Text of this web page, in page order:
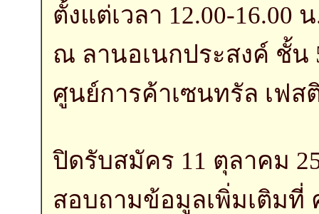
ตั้งแต่เวลา 12.00-16.00
ณ ลานอเนกประสงค์ ชั้น
ศูนย์การค้าเซนทรัล เฟ
ปิดรับสมัคร 11 ตุลาคม
สอบถามข้อมูลเพิ่มเติมที่